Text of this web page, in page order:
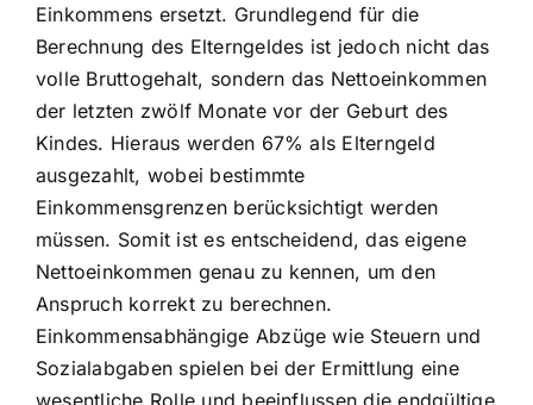
Einkommens ersetzt. Grundlegend für die
Berechnung des Elterngeldes ist jedoch nicht das
volle Bruttogehalt, sondern das Nettoeinkommen
der letzten zwölf Monate vor der Geburt des
Kindes. Hieraus werden 67% als Elterngeld
ausgezahlt, wobei bestimmte
Einkommensgrenzen berücksichtigt werden
müssen. Somit ist es entscheidend, das eigene
Nettoeinkommen genau zu kennen, um den
Anspruch korrekt zu berechnen.
Einkommensabhängige Abzüge wie Steuern und
Sozialabgaben spielen bei der Ermittlung eine
wesentliche Rolle und beeinflussen die endgültige